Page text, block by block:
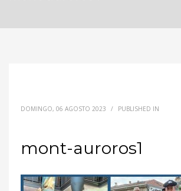
DOMINGO, 06 AGOSTO 2023 / PUBLISHED IN
mont-auroros1